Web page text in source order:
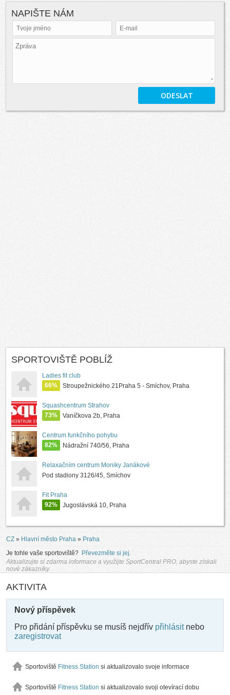
NAPIŠTE NÁM
SPORTOVIŠTĚ POBLÍŽ
Ladies fit club
66%
Stroupežnického 21Praha 5 - Smíchov, Praha
Squashcentrum Strahov
73%
Vaníčkova 2b, Praha
Centrum funkčního pohybu
82%
Nádražní 740/56, Praha
Relaxačním centrum Moniky Janákové
Pod stadiony 3126/45, Smíchov
Fit Praha
92%
Jugoslávská 10, Praha
CZ » Hlavní město Praha » Praha
Je tohle vaše sportoviště? Převezměte si jej.
Aktualizujte si zdarma informace a využijte SportCentral PRO, abyste získali
nové zákazníky.
AKTIVITA
Nový příspěvek
Pro přidání příspěvku se musíš nejdřív přihlásitnebo
zaregistrovat
Sportoviště Fitness Station si aktualizovalo svoje informace
Sportoviště Fitness Station si aktualizovalo svoji otevírací dobu